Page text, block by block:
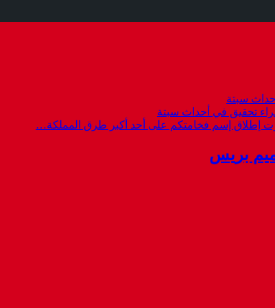
سبتة
تحقيق في أحداث سبتة
إطلاق إسم فخامتكم على أحد أكبر طرق المملكة…
بريس